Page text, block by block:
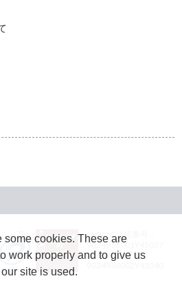
JASRAC許諾番号：
9024936001Y45037
JASRAC許諾番号：
some cookies. These are
work properly and to give us
site is used.